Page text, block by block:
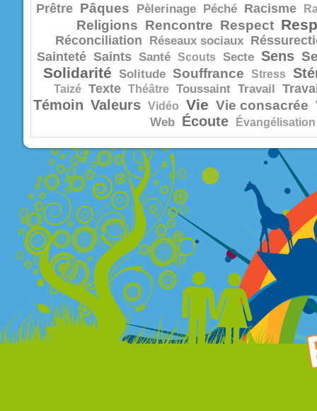
Prêtre Pâques Pèlerinage Péché Racisme
Religions Rencontre Respect
Réconciliation Réseaux sociaux
Sainteté Saints Santé Scouts Secte Sens
Solidarité Solitude Souffrance Stress
Taizé Texte Théâtre Toussaint Travail
Témoin Valeurs Vidéo Vie Vie consacrée
Web Écoute Évangélisation